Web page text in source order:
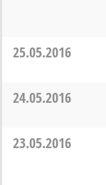
25.05.2016
24.05.2016
23.05.2016